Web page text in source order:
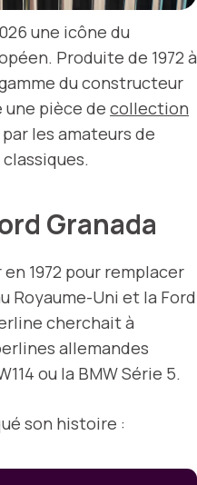
une icône du
Produite de 1972 à
du constructeur
une pièce de collection
les amateurs de
Granada
en 1972 pour remplacer
Royaume-Uni et la Ford
cherchait à
allemandes
ou la BMW Série 5.
son histoire :